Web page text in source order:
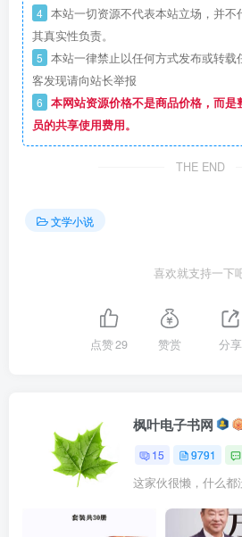
4 本站一切资源不代表本站立场，并
其真实性负责。
5 本站一律禁止以任何方式发布或转
客发现请向站长举报
6 本网站资源价格不是商品价格，而
员的共享使用费用。
THE END
文学小说
喜欢就支持一下
点赞29 赞赏 分享
枫叶电子书网
15 9791
这家伙很懒，什么都